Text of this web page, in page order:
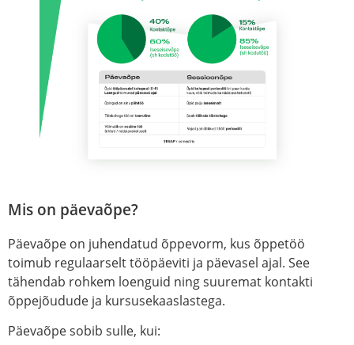
Mis on päevaõpe?
Päevaõpe on juhendatud õppevorm, kus õppetöö
toimub regulaarselt tööpäeviti ja päevasel ajal. See
tähendab rohkem loenguid ning suuremat kontakti
õppejõudude ja kursusekaaslastega.
Päevaõpe sobib sulle, kui: